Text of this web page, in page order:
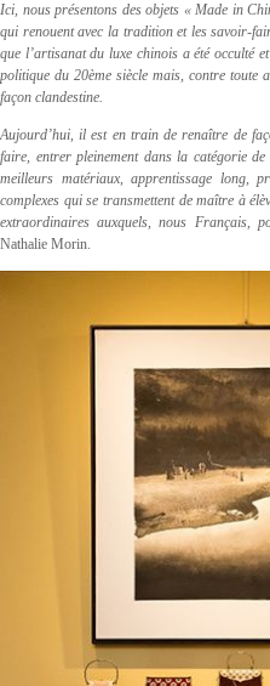
Ici, nous présentons des objets « Made in
qui renouent avec la tradition et les savoir-
que l’artisanat du luxe chinois a été occulté
politique du 20ème siècle mais, contre toute
façon clandestine.
Aujourd’hui, il est en train de renaître de
faire, entrer pleinement dans la catégorie
meilleurs matériaux, apprentissage long,
complexes qui se transmettent de maître à
extraordinaires auxquels, nous Français,
Nathalie Morin.